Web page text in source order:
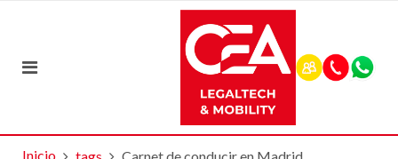
Inicio